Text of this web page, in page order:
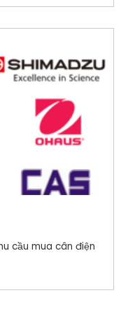
cầu mua cân điện